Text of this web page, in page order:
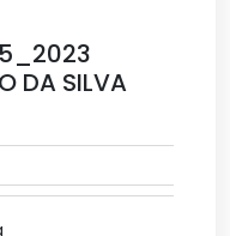
DA SILVA